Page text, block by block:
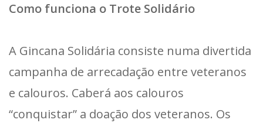
Como funciona o Trote Solidário
A Gincana Solidária consiste numa divertida
campanha de arrecadação entre veteranos
e calouros. Caberá aos calouros
“conquistar” a doação dos veteranos. Os